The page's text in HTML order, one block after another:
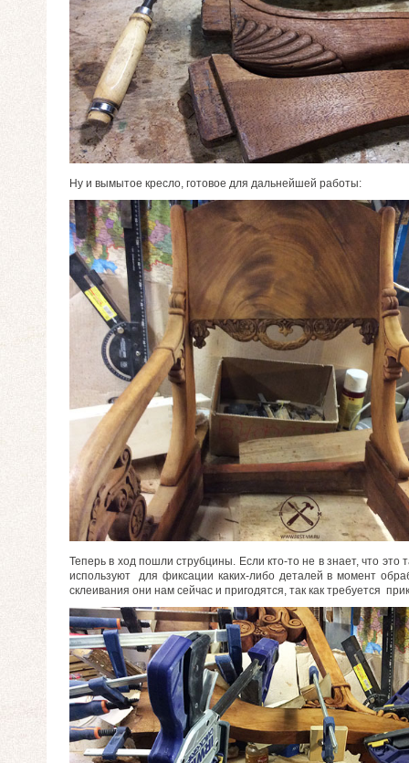
Ну и вымытое кресло, готовое для дальнейшей работы:
Теперь в ход пошли струбцины. Если кто-то не в знает, что
используют для фиксации каких-либо деталей в момент
склеивания они нам сейчас и пригодятся, так как требуется